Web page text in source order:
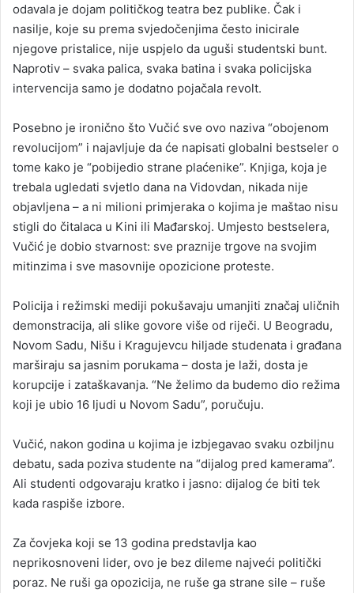
odavala je dojam političkog teatra bez publike. Čak i
nasilje, koje su prema svjedočenjima često inicirale
njegove pristalice, nije uspjelo da uguši studentski bunt.
Naprotiv – svaka palica, svaka batina i svaka policijska
intervencija samo je dodatno pojačala revolt.
Posebno je ironično što Vučić sve ovo naziva “obojenom
revolucijom” i najavljuje da će napisati globalni bestseler o
tome kako je “pobijedio strane plaćenike”. Knjiga, koja je
trebala ugledati svjetlo dana na Vidovdan, nikada nije
objavljena – a ni milioni primjeraka o kojima je maštao nisu
stigli do čitalaca u Kini ili Mađarskoj. Umjesto bestselera,
Vučić je dobio stvarnost: sve praznije trgove na svojim
mitinzima i sve masovnije opozicione proteste.
Policija i režimski mediji pokušavaju umanjiti značaj uličnih
demonstracija, ali slike govore više od riječi. U Beogradu,
Novom Sadu, Nišu i Kragujevcu hiljade studenata i građana
marširaju sa jasnim porukama – dosta je laži, dosta je
korupcije i zataškavanja. “Ne želimo da budemo dio režima
koji je ubio 16 ljudi u Novom Sadu”, poručuju.
Vučić, nakon godina u kojima je izbjegavao svaku ozbiljnu
debatu, sada poziva studente na “dijalog pred kamerama”.
Ali studenti odgovaraju kratko i jasno: dijalog će biti tek
kada raspiše izbore.
Za čovjeka koji se 13 godina predstavlja kao
neprikosnoveni lider, ovo je bez dileme najveći politički
poraz. Ne ruši ga opozicija, ne ruše ga strane sile – ruše